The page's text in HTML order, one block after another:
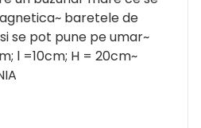
baretele de
se pot pune pe umar~
l =10cm; H = 20cm~